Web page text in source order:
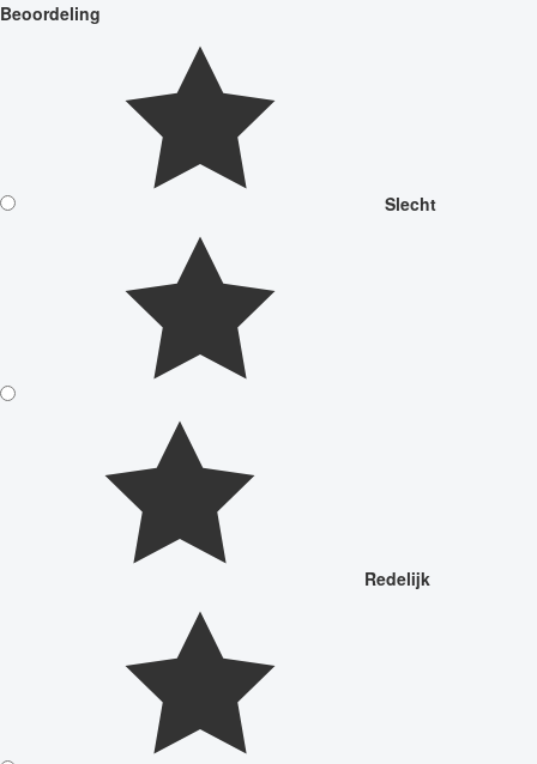
Beoordeling
Slecht
Redelijk